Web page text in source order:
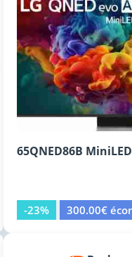
65QNED86B
-23%
300.00€